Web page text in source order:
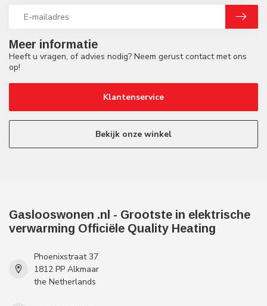
Meer informatie
Heeft u vragen, of advies nodig? Neem gerust contact met ons
op!
Klantenservice
Bekijk onze winkel
Gaslooswonen .nl - Grootste in elektrische
verwarming Officiële Quality Heating
Phoenixstraat 37
1812 PP Alkmaar
the Netherlands